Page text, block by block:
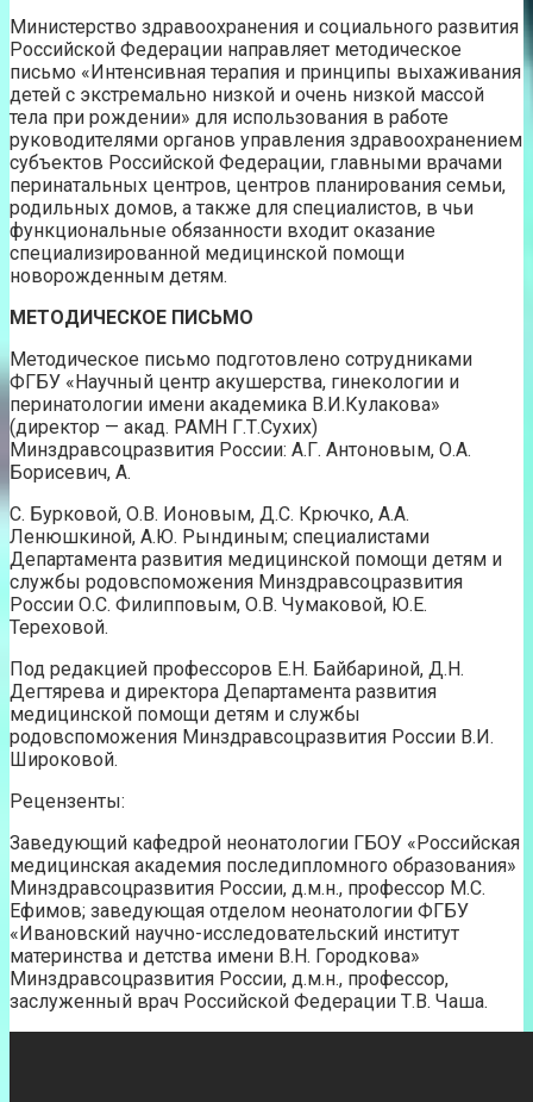
Министерство здравоохранения и социального развития
Российской Федерации направляет методическое
письмо «Интенсивная терапия и принципы выхаживания
детей с экстремально низкой и очень низкой массой
тела при рождении» для использования в работе
руководителями органов управления здравоохранением
субъектов Российской Федерации, главными врачами
перинатальных центров, центров планирования семьи,
родильных домов, а также для специалистов, в чьи
функциональные обязанности входит оказание
специализированной медицинской помощи
новорожденным детям.
МЕТОДИЧЕСКОЕ ПИСЬМО
Методическое письмо подготовлено сотрудниками
ФГБУ «Научный центр акушерства, гинекологии и
перинатологии имени академика В.И.Кулакова»
(директор — акад. РАМН Г.Т.Сухих)
Минздравсоцразвития России: А.Г. Антоновым, О.А.
Борисевич, А.
С. Бурковой, О.В. Ионовым, Д.С. Крючко, А.А.
Ленюшкиной, А.Ю. Рындиным; специалистами
Департамента развития медицинской помощи детям и
службы родовспоможения Минздравсоцразвития
России О.С. Филипповым, О.В. Чумаковой, Ю.Е.
Тереховой.
Под редакцией профессоров Е.Н. Байбариной, Д.Н.
Дегтярева и директора Департамента развития
медицинской помощи детям и службы
родовспоможения Минздравсоцразвития России В.И.
Широковой.
Рецензенты:
Заведующий кафедрой неонатологии ГБОУ «Российская
медицинская академия последипломного образования»
Минздравсоцразвития России, д.м.н., профессор М.С.
Ефимов; заведующая отделом неонатологии ФГБУ
«Ивановский научно-исследовательский институт
материнства и детства имени В.Н. Городкова»
Минздравсоцразвития России, д.м.н., профессор,
заслуженный врач Российской Федерации Т.В. Чаша.